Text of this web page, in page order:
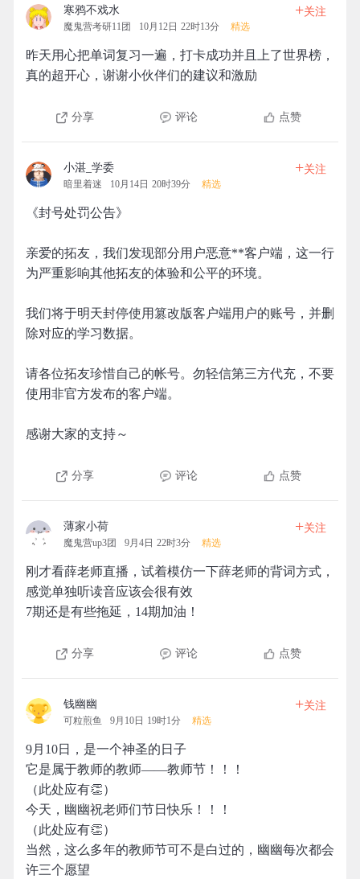
寒鸦不戏水
魔鬼营考研11团 10月12日 22时13分 精选
+关注
昨天用心把单词复习一遍，打卡成功并且上了世界榜，
真的超开心，谢谢小伙伴们的建议和激励
分享 评论 点赞
小湛_学委
暗里着迷 10月14日 20时39分 精选
+关注
《封号处罚公告》
亲爱的拓友，我们发现部分用户恶意**客户端，这一行
为严重影响其他拓友的体验和公平的环境。
我们将于明天封停使用篡改版客户端用户的账号，并删
除对应的学习数据。
请各位拓友珍惜自己的帐号。勿轻信第三方代充，不要
使用非官方发布的客户端。
感谢大家的支持～
分享 评论 点赞
薄家小荷
魔鬼营up3团 9月4日 22时3分 精选
+关注
刚才看薛老师直播，试着模仿一下薛老师的背词方式，
感觉单独听读音应该会很有效
7期还是有些拖延，14期加油！
分享 评论 点赞
钱幽幽
可粒煎鱼 9月10日 19时1分 精选
+关注
9月10日，是一个神圣的日子
它是属于教师的教师——教师节！！！
（此处应有👏）
今天，幽幽祝老师们节日快乐！！！
（此处应有👏）
当然，这么多年的教师节可不是白过的，幽幽每次都会
许三个愿望